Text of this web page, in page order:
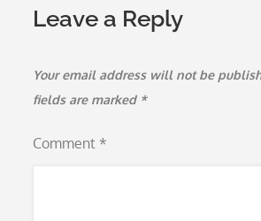
Leave a Reply
Your email address will not be
fields are marked *
Comment *